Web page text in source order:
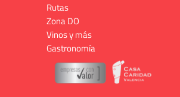
Rutas
Zona DO
Vinos y más
Gastronomía